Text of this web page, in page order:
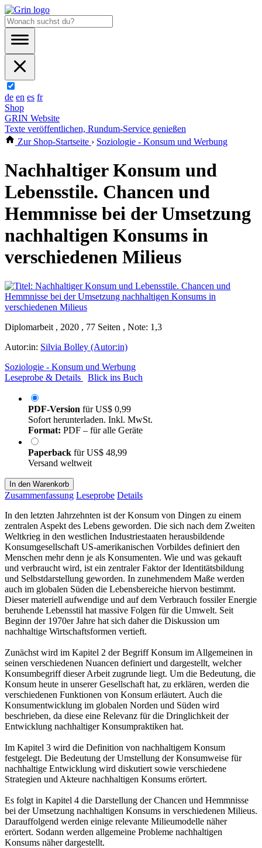
de en es fr
Shop
GRIN Website
Texte veröffentlichen, Rundum-Service genießen
Zur Shop-Startseite › Soziologie - Konsum und Werbung
Nachhaltiger Konsum und
Lebensstile. Chancen und
Hemmnisse bei der Umsetzung
nachhaltigen Konsums in
verschiedenen Milieus
Diplomarbeit , 2020 , 77 Seiten , Note: 1,3
Autor:in: Silvia Bolley (Autor:in)
Soziologie - Konsum und Werbung
Leseprobe & Details
Blick ins Buch
PDF-Version fürUS$ 0,99
Sofort herunterladen. Inkl. MwSt.
Format: PDF – für alle Geräte
Paperback fürUS$ 48,99
Versand weltweit
In den Warenkorb
Zusammenfassung Leseprobe Details
In den letzten Jahrzehnten ist der Konsum von Dingen zu einem
zentralen Aspekt des Lebens geworden. Die sich nach dem Zweiten
Weltkrieg in den westlichen Industriestaaten herausbildende
Konsumgesellschaft US-amerikanischen Vorbildes definiert den
Menschen mehr denn je als Konsumenten. Wie und was gekauft
und verbraucht wird, ist ein zentraler Faktor der Identitätsbildung
und Selbstdarstellung geworden. In zunehmendem Maße werden
auch im globalen Süden die Lebensbereiche hiervon bestimmt.
Dieser materiell aufwendige und auf dem Verbrauch fossiler Energie
beruhende Lebensstil hat massive Folgen für die Umwelt. Seit
Beginn der 1970er Jahre hat sich daher die Diskussion um
nachhaltige Wirtschaftsformen vertieft.
Zunächst wird im Kapitel 2 der Begriff Konsum im Allgemeinen in
seinen verschiedenen Nuancen definiert und dargestellt, welcher
Konsumbegriff dieser Arbeit zugrunde liegt. Um die Bedeutung, die
Konsum heute in unserer Gesellschaft hat, zu erklären, werden die
verschiedenen Funktionen von Konsum erläutert. Auch die
Konsumentwicklung im globalen Norden und Süden wird
beschrieben, da diese eine Relevanz für die Dringlichkeit der
Entwicklung nachhaltiger Konsumpraktiken hat.
Im Kapitel 3 wird die Definition von nachhaltigem Konsum
festgelegt. Die Bedeutung der Umstellung der Konsumweise für
nachhaltige Entwicklung wird diskutiert sowie verschiedene
Strategien und Akteure nachhaltigen Konsums erörtert.
Es folgt in Kapitel 4 die Darstellung der Chancen und Hemmnisse
bei der Umsetzung nachhaltigen Konsums in verschiedenen Milieus.
Darauffolgend werden einige relevante Milieumodelle näher
erörtert. Sodann werden allgemeine Probleme nachhaltigen
Konsums näher dargestellt.